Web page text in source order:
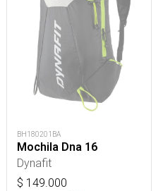
BH180201BA
Mochila Dna 16
Dynafit
$ 149.000